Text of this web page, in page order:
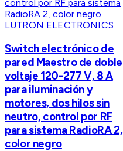
LUTRON ELECTRONICS
Switch electrónico de
pared Maestro de doble
voltaje 120-277 V, 8 A
para iluminación y
motores, dos hilos sin
neutro, control por RF
para sistema RadioRA 2,
color negro